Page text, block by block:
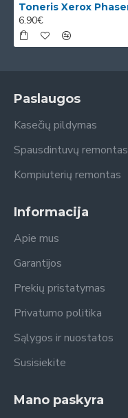
6.90€
Paslaugos
Kasečių pildymas
Spausdintuvų remontas
Kompiuterių remontas
Informacija
Apie mus
Garantijos
Prekių pristatymas
Privatumo politika
Sąlygos ir nuostatos
Susisiekite
Mano paskyra